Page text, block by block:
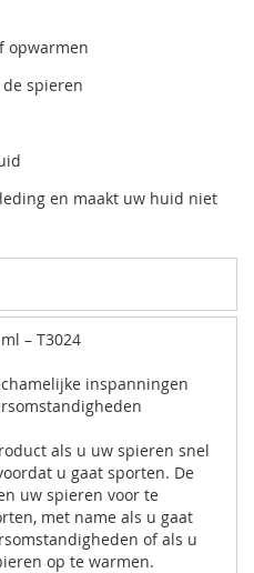
opwarmen
spieren
en maakt uw huid niet
– T3024
inspanningen
als u uw spieren snel
u gaat sporten. De
uw spieren voor te
met name als u gaat
of als u
op te warmen.